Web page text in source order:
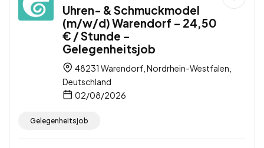
Uhren- & Schmuckmodel
(m/w/d) Warendorf – 24,50
€ / Stunde –
Gelegenheitsjob
48231 Warendorf, Nordrhein-Westfalen,
Deutschland
02/08/2026
Gelegenheitsjob